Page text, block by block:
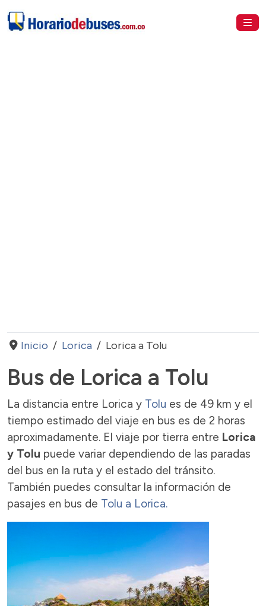
Inicio Lorica Lorica a Tolu
Bus de Lorica a Tolu
La distancia entre Lorica y Tolu es de 49 km y el
tiempo estimado del viaje en bus es de 2 horas
aproximadamente. El viaje por tierra entre Lorica
y Tolu puede variar dependiendo de las paradas
del bus en la ruta y el estado del tránsito.
También puedes consultar la información de
pasajes en bus de Tolu a Lorica.